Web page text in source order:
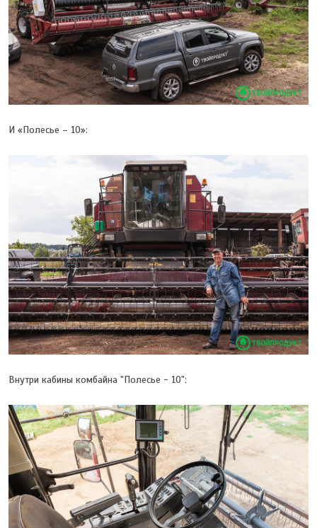
И «Полесье – 10»:
Внутри кабины комбайна "Полесье - 10":